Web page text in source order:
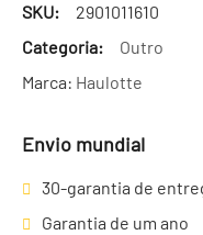
SKU:
2901011610
Categoria:
Outro
Marca: Haulotte
Envio mundial
30-garantia de
Garantia de um ano